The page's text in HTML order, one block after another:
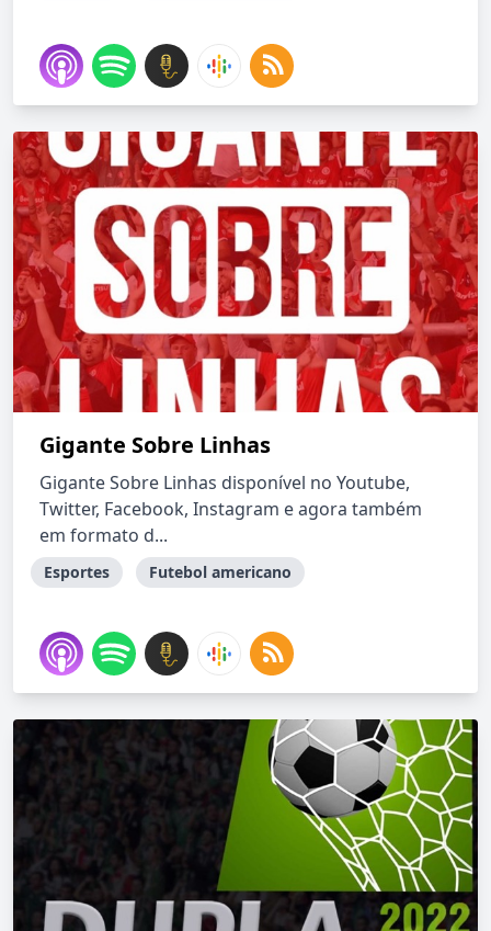
Gigante Sobre Linhas
Gigante Sobre Linhas disponível no Youtube,
Twitter, Facebook, Instagram e agora também
em formato d...
Esportes Futebol americano